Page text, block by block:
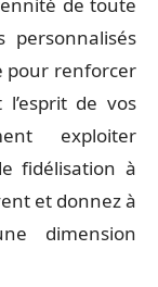
personnalisés
pour renforcer
de vos
exploiter
fidélisation à
et donnez à
dimension